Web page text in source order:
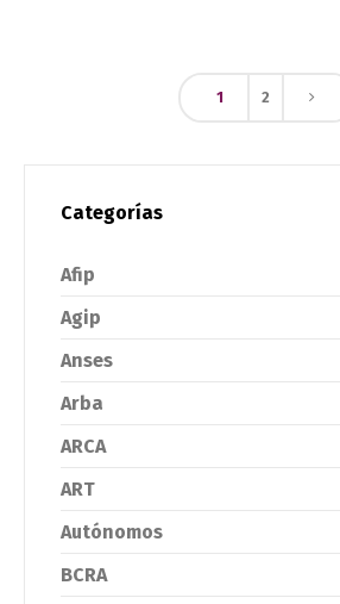
1 2
Categorías
Afip
Agip
Anses
Arba
ARCA
ART
Autónomos
BCRA